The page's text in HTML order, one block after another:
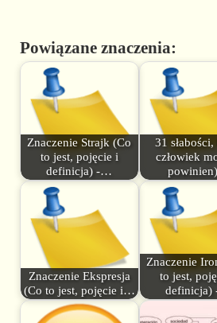
Powiązane znaczenia:
Znaczenie Strajk (Co
to jest, pojęcie i
definicja) -…
31
człowiek
Znaczenie Ekspresja
(Co to jest, pojęcie i…
Znaczenie
to jest,